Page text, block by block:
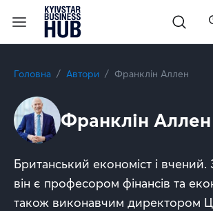
Головна Автори Франклін Аллен
Франклін Аллен
Британський економіст і вчений.
він є професором фінансів та
також виконавчим директором